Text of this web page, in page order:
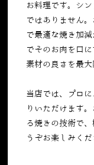
お料理です。シ
ではありません
で最適な焼き加
でそのお肉を口
素材の良さを最
当店では、プロ
りいただけます
る焼きの技術で
うぞお楽しみくだ